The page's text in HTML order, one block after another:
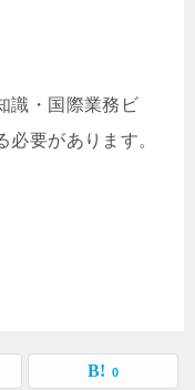
識・国際業務ビ
要があります。
0